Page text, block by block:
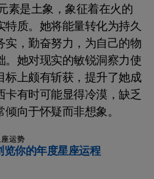
素是土象，象征着在火的
质。她将能量转化为持久
实，勤奋努力，为自己的物
。她对现实的敏锐洞察力使
上颇有斩获，提升了她成
有时可能显得冷漠，缺乏
向于怀疑而非想象。
运势
览你的年度星座运程